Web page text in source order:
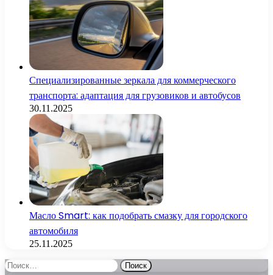
Специализированные зеркала для коммерческого
транспорта: адаптация для грузовиков и автобусов
30.11.2025
Масло Smart: как подобрать смазку для городского
автомобиля
25.11.2025
Найти: